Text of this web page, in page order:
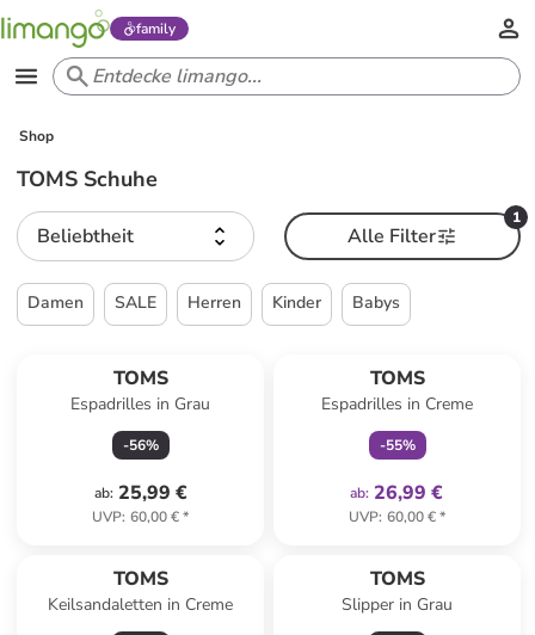
family
Shop
TOMS Schuhe
Beliebtheit
1
Alle Filter
Damen SALE Herren Kinder Babys
TOMS
Espadrilles in Grau
-56%
ab: 25,99 €
UVP: 60,00 €*
TOMS
Espadrilles in Creme
-55%
ab: 26,99 €
UVP: 60,00 €*
TOMS
Keilsandaletten in Creme
TOMS
Slipper in Grau